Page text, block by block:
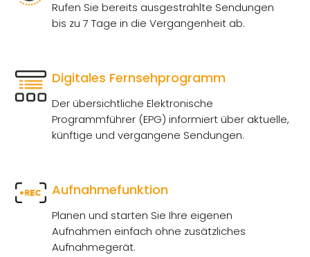
PLUS
DESIGN
SERVER
DOWNLOADS
REZENSIONEN
WIDERRUFSFORMULAR
Rufen Sie bereits ausgestrahlte Sendungen
bis zu 7 Tage in die Vergangenheit ab.
Digitales Fernsehprogramm
Der übersichtliche Elektronische
Programmführer (EPG) informiert über aktuelle,
künftige und vergangene Sendungen.
Aufnahmefunktion
Planen und starten Sie Ihre eigenen
Aufnahmen einfach ohne zusätzliches
Aufnahmegerät.